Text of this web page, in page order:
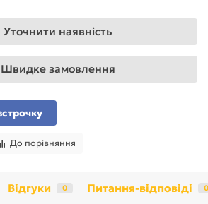
Уточнити наявність
Швидке замовлення
До порівняння
Відгуки 0 Питання-відповіді 0